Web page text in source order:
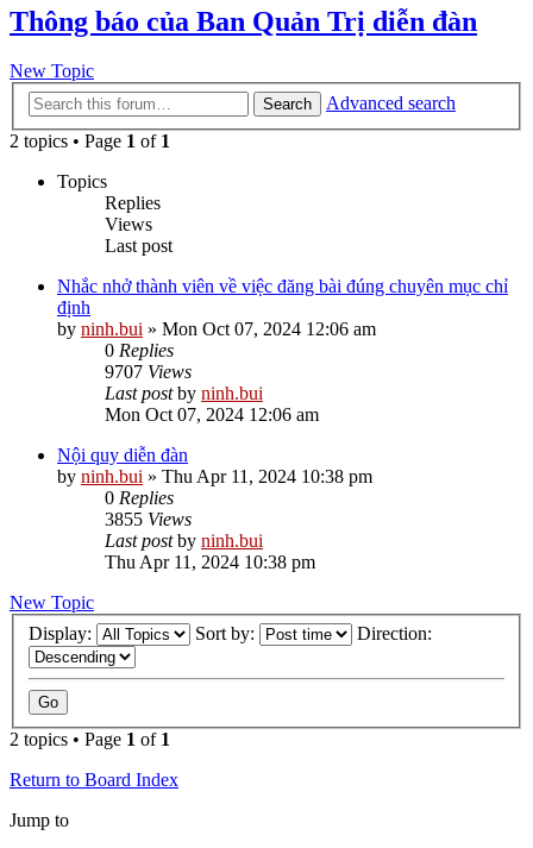
Thông báo của Ban Quản Trị diễn đàn
New Topic
Search
Advanced search
2 topics • Page 1 of 1
Topics
Replies
Views
Last post
Nhắc nhở thành viên về việc đăng bài đúng chuyên mục chỉ
định
by ninh.bui » Mon Oct 07, 2024 12:06 am
0 Replies
9707 Views
Last postby ninh.bui
Mon Oct 07, 2024 12:06 am
Nội quy diễn đàn
by ninh.bui » Thu Apr 11, 2024 10:38 pm
0 Replies
3855 Views
Last postby ninh.bui
Thu Apr 11, 2024 10:38 pm
New Topic
Display:
Sort by: Direction:
2 topics • Page 1 of 1
Return to Board Index
Jump to